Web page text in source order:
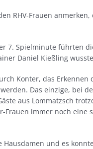
RHV-Frauen
7. Spielminute führten
Daniel Kießling
Konter, das
Das einzige, bei
aus Lommatzsch
Frauen immer noch
und es